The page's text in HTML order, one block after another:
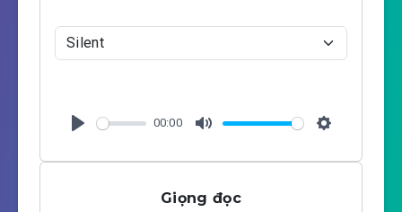
l
00:00
u
e
e
Giọng đọc